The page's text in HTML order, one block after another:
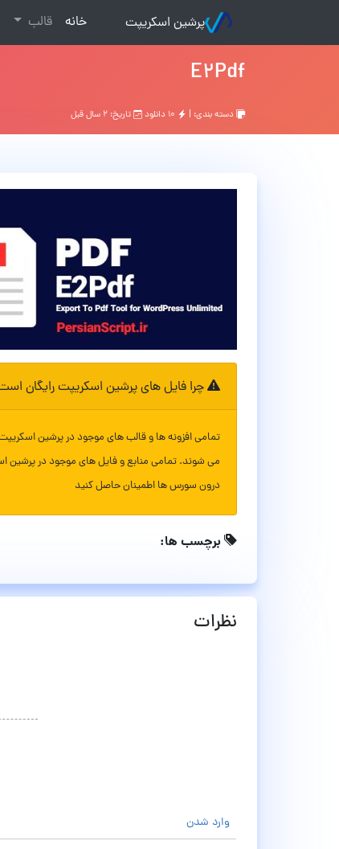
پرشین اسکریپت خانه
(current) قالب
E2Pdf
دسته بندی: | تاریخ: ۲ سال قبل
چرا فایل های پرشین اسکریپت رایگان
تمامی افزونه ها و قالب های موجود در پرشین
می شوند. تمامی منابع و فایل های موجود در پرشین
درون سورس ها اطمینان حاصل کنید
برچسب ها:
نظرات
وارد شدن